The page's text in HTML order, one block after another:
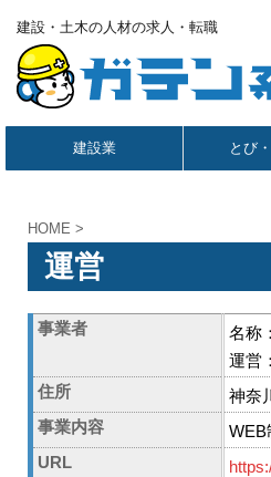
建設・土木の人材の求人・転職
建設業 とび
HOME >
運営
事業者
名称
運営
住所
神奈
事業内容
WEB
URL